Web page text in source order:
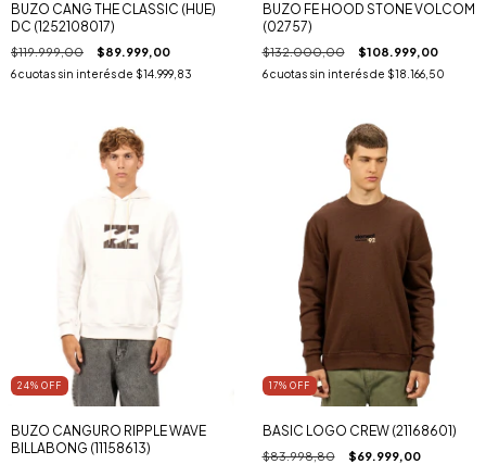
BUZO CANG THE CLASSIC (HUE)
DC (1252108017)
$119.999,00 $89.999,00
6cuotas sin interés de $14.999,83
BUZO FE HOOD STONE VOLCOM
(02757)
$132.000,00 $108.999,00
6 cuotas sin interés de $18.166,50
24% OFF
BUZO CANGURO RIPPLE WAVE
BILLABONG (11158613)
17% OFF
BASIC LOGO CREW (21168601)
$83.998,80 $69.999,00